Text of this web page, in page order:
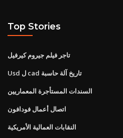
Top Stories
تاجر فيلم جيروم كيرفيل
Usd ل cad تاريخ آلة حاسبة
السندات المستأجرة المعماريين
اتصال أعمال فودافون
النقابات العمالية الأمريكية